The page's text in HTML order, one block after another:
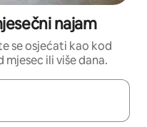
najam
se osjećati kao kod
ili više dana.
ćete ih pregledati